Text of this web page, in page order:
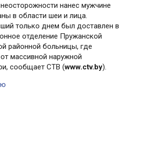
нанес мужчине
в области шеи и лица.
только днем был доставлен в
отделение Пружанской
районной больницы, где
массивной наружной
сообщает СТВ (www.ctv.by).